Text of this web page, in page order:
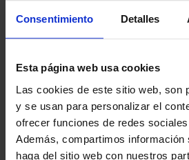
Consentimiento Detalles
Esta página web usa cookies
Las cookies de este sitio web, son
y se usan para personalizar el
ofrecer funciones de redes
Además, compartimos información
haga del sitio web con nuestros
ES EU
NOTICIAS
NEWSLETTER
últimas noticias y promociones del club.
Email
He leído y acepto laPolítica de